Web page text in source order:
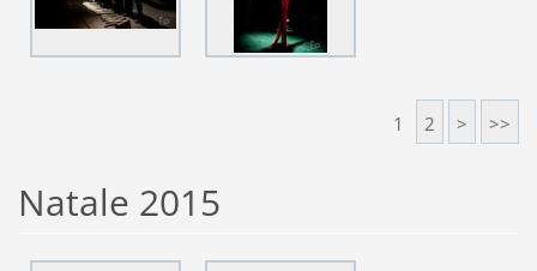
1 2 > >>
Natale 2015